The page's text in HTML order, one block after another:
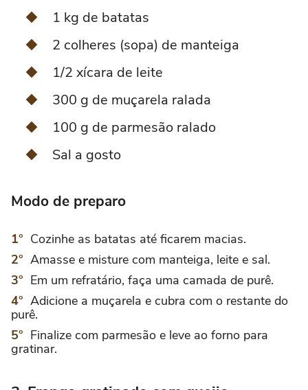
1 kg de batatas
2 colheres (sopa) de manteiga
1/2 xícara de leite
300 g de muçarela ralada
100 g de parmesão ralado
Sal a gosto
Modo de preparo
Cozinhe as batatas até ficarem macias.
Amasse e misture com manteiga, leite e sal.
Em um refratário, faça uma camada de purê.
Adicione a muçarela e cubra com o restante do
purê.
Finalize com parmesão e leve ao forno para
gratinar.